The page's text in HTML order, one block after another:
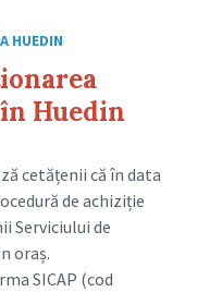
HUEDIN
Huedin
cetățenii că în data
de achiziție
Serviciului de
oraș.
SICAP (cod